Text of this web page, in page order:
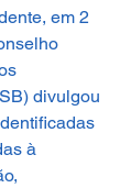
em 2
divulgou
à